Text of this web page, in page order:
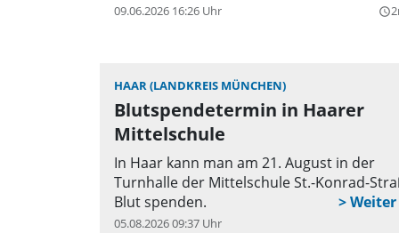
09.06.2026 16:26 Uhr query_builder
HAAR (LANDKREIS MÜNCHEN)
Blutspendetermin in Haarer
Mittelschule
In Haar kann man am 21. August in der
Turnhalle der Mittelschule St.-Konrad-
Blut spenden.
05.08.2026 09:37 Uhr